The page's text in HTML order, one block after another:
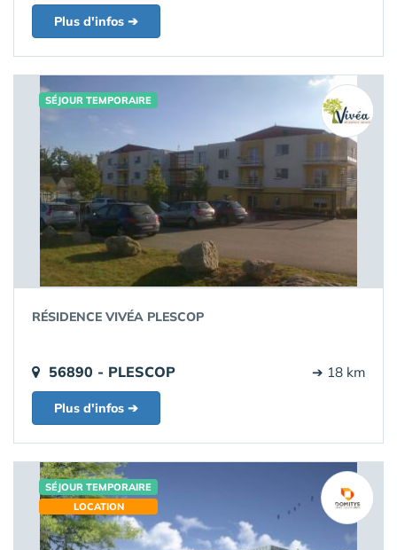
Plus d'infos ➔
SÉJOUR TEMPORAIRE
RÉSIDENCE VIVÉA PLESCOP
56890 - PLESCOP ➔ 18 km
Plus d'infos ➔
SÉJOUR TEMPORAIRE
LOCATION